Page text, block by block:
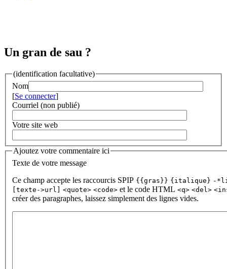
Un gran de sau ?
(identification facultative)
Nom
[Se connecter]
Courriel (non publié)
Votre site web
Ajoutez votre commentaire ici
Texte de votre message
Ce champ accepte les raccourcis SPIP {{gras}} {italique} -
[texte->url] <quote> <code> et le code HTML <q> <del>
créer des paragraphes, laissez simplement des lignes vides.